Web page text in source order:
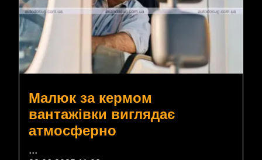
Малюк за кермом
вантажівки виглядає
атмосферно
...